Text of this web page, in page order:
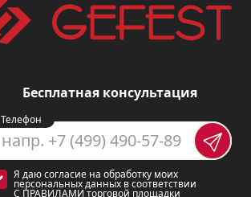
Система газ-контроля
погаснет, подача газа
Дополнительные
Варочная панель Gefest 2231-
медленном огне.
Бесплатная консультация
Телефон
Я даю согласие на обработку моих
персональных данных в соответствии
С ПРАВИЛАМИторговой площадки